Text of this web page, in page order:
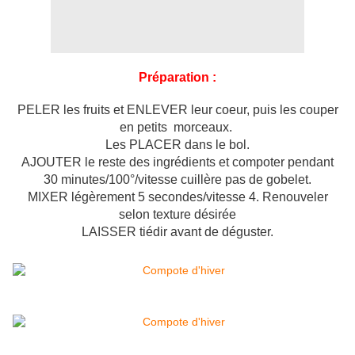
Préparation :
PELER les fruits et ENLEVER leur coeur, puis les couper
en petits morceaux.
Les PLACER dans le bol.
AJOUTER le reste des ingrédients et compoter pendant
30 minutes/100°/vitesse cuillère pas de gobelet.
MIXER légèrement 5 secondes/vitesse 4. Renouveler
selon texture désirée
LAISSER tiédir avant de déguster.